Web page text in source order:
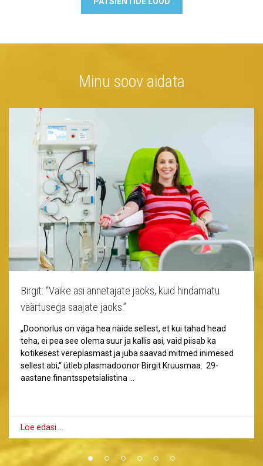
Minu soov aidata
Birgit: “Väike asi annetajate jaoks, kuid hindamatu
väärtusega saajate jaoks.”
„Doonorlus on väga hea näide sellest, et kui tahad head
teha, ei pea see olema suur ja kallis asi, vaid piisab ka
kotikesest vereplasmast ja juba saavad mitmed inimesed
sellest abi,“ ütleb plasmadoonor Birgit Kruusmaa. 29-
aastane finantsspetsialistina …
Loe edasi …